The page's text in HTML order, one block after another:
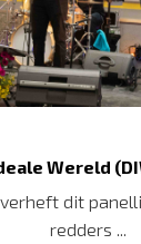
Wereld
dit
redders ...